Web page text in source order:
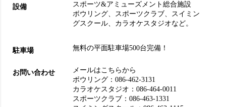
設備
スポーツ&アミューズメント総合施設
ボウリング、 スポーツクラブ、 スイミン
グスクール、 カラオケスタジオなど。
駐車場 無料の平面駐車場500台完備！
お問い合わせ
メールはこちらから
ボウリング：086-462-3131
カラオケスタジオ：086-464-0011
スポーツクラブ：086-463-1331